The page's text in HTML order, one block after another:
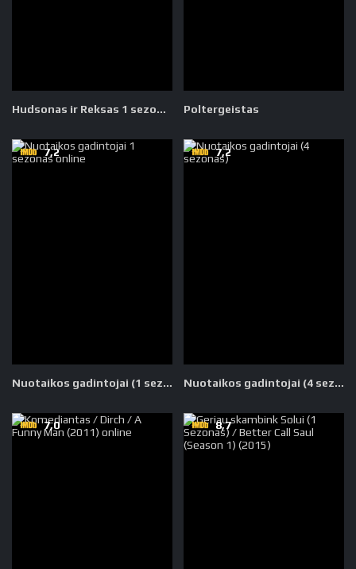
Hudsonas ir Reksas 1 sezonas Poltergeistas
Nuotaikos gadintojai (1 sezonas)
7,2
Nuotaikos gadintojai (4 sezonas)
7,2
7,0 8,7